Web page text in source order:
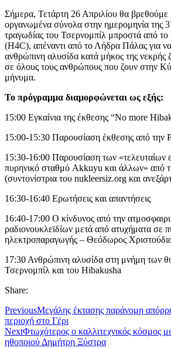
Σήμερα, Τετάρτη 26 Απριλίου θα βρεθούμε
οργανωμένα σύνολα στην ημερομηνία της
τραγωδίας του Τσερνομπίλ μπροστά από το
(H4C), απέναντι από το Λήδρα Πάλας για
ανθρώπινη αλυσίδα κατά μήκος της νεκρής
σε όλους τους ανθρώπους που ζουν στην
μήνυμα.
Το πρόγραμμα διαμορφώνεται ως εξής:
15:00 Εγκαίνια της έκθεσης “No more
15:00-15:30 Παρουσίαση έκθεσης από την
15:30-16:00 Παρουσίαση των «τελευταίων
πυρηνικό σταθμό Akkuyu και άλλων» από
(συντονίστρια του nukleersiz.org και
16:30-16:40 Ερωτήσεις και απαντήσεις
16:40-17:00 Ο κίνδυνος από την
ραδιονουκλεϊδίων μετά από ατυχήματα σε
ηλεκτροπαραγωγής – Θεόδωρος
17:30 Ανθρώπινη αλυσίδα στη μνήμη των
Τσερνομπίλ και του Hibakusha
Share:
PreviousΜεγάλης έκτασης παράνομη
περιοχή στο Γέρι
NextΦτωχότερος ο καλλιτεχνικός κόσμος
ηθοποιού Δημήτρη Ξύστρα